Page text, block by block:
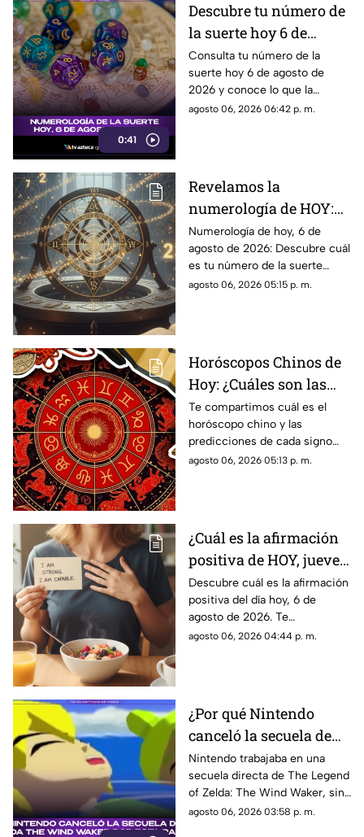
0:41
Descubre tu número de
la suerte hoy 6 de
agosto de 2026 según la
numerología y su
significado
Consulta tu número de la
suerte hoy 6 de agosto de
2026 y conoce lo que la
numerología revela para este
agosto 06, 2026 06:42 p. m.
Revelamos la
numerología de HOY:
Conoce el número de la
suerte de este jueves 6
de agosto de 2026, para
cada signo del zodiaco
Numerología de hoy, 6 de
agosto de 2026: Descubre cuál
es tu número de la suerte
según tu signo zodiacal.
agosto 06, 2026 05:15 p. m.
Horóscopos Chinos de
Hoy: ¿Cuáles son las
predicciones para este
jueves 6 de agosto de
2026?
Te compartimos cuál es el
horóscopo chino y las
predicciones de cada signo
para el día de hoy, jueves 6 de
agosto 06, 2026 05:13 p. m.
¿Cuál es la afirmación
positiva de HOY, jueves
6 de agosto de 2026?
Repite estas palabras y
llena tu día de energía
Descubre cuál es la afirmación
positiva del día hoy, 6 de
agosto de 2026. Te
compartimos un mensaje
agosto 06, 2026 04:44 p. m.
¿Por qué Nintendo
canceló la secuela de
Zelda The Wind
Waker? Aquí te
explicamos la razón
Nintendo trabajaba en una
secuela directa de The Legend
of Zelda: The Wind Waker, sin
embargo, fue cancelada. Aquí
agosto 06, 2026 03:58 p. m.